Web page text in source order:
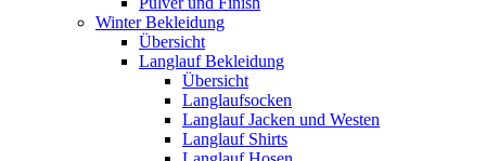
Winter Bekleidung
Übersicht
Langlauf Bekleidung
Übersicht
Langlaufsocken
Langlauf Jacken und Westen
Langlauf Shirts